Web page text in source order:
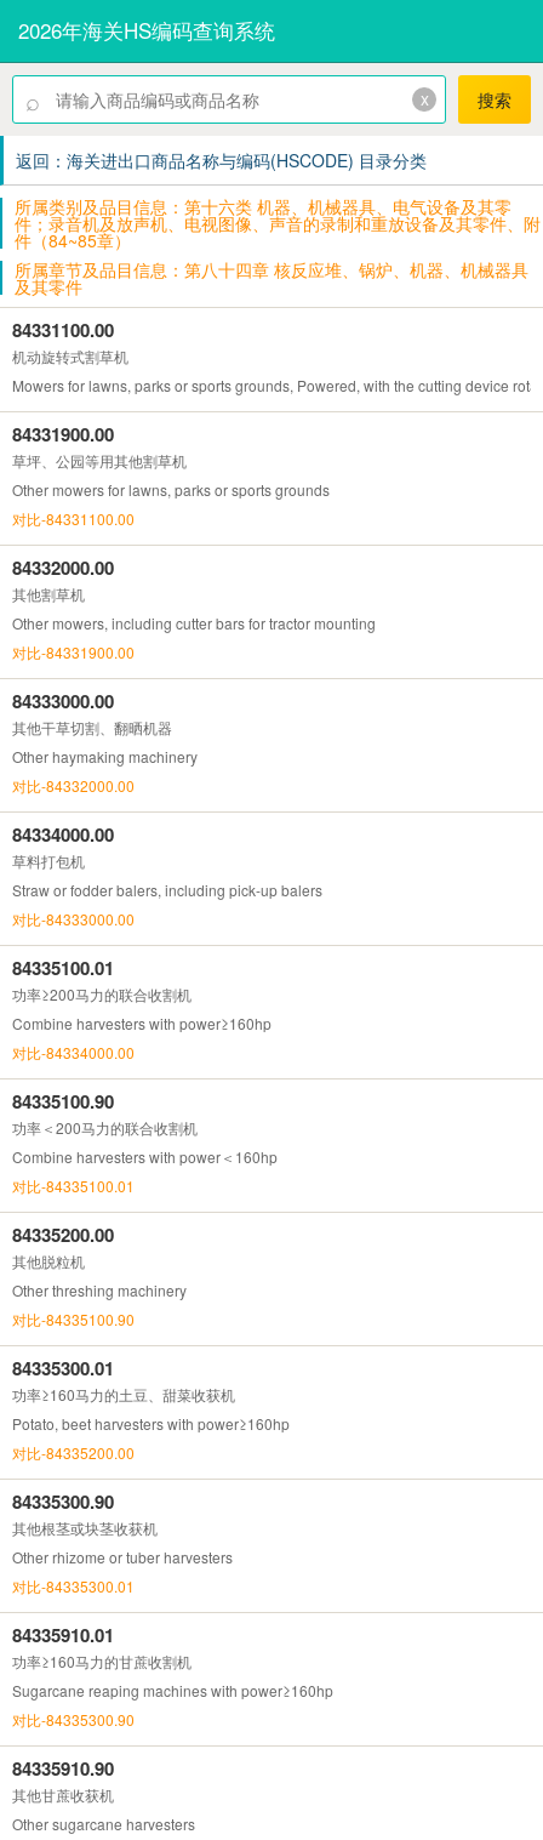
2026年海关HS编码查询系统
⌕ x 搜索
返回：海关进出口商品名称与编码(HSCODE) 目录分类
所属类别及品目信息：第十六类 机器、机械器具、电气设备及其零
件；录音机及放声机、电视图像、声音的录制和重放设备及其零件、附
件（84~85章）
所属章节及品目信息：第八十四章 核反应堆、锅炉、机器、机械器具
及其零件
84331100.00
机动旋转式割草机
Mowers for lawns, parks or sports grounds, Powered, with the cutting device
84331900.00
草坪、公园等用其他割草机
Other mowers for lawns, parks or sports grounds
对比-84331100.00
84332000.00
其他割草机
Other mowers, including cutter bars for tractor mounting
对比-84331900.00
84333000.00
其他干草切割、翻晒机器
Other haymaking machinery
对比-84332000.00
84334000.00
草料打包机
Straw or fodder balers, including pick-up balers
对比-84333000.00
84335100.01
功率≥200马力的联合收割机
Combine harvesters with power≥160hp
对比-84334000.00
84335100.90
功率＜200马力的联合收割机
Combine harvesters with power＜160hp
对比-84335100.01
84335200.00
其他脱粒机
Other threshing machinery
对比-84335100.90
84335300.01
功率≥160马力的土豆、甜菜收获机
Potato, beet harvesters with power≥160hp
对比-84335200.00
84335300.90
其他根茎或块茎收获机
Other rhizome or tuber harvesters
对比-84335300.01
84335910.01
功率≥160马力的甘蔗收割机
Sugarcane reaping machines with power≥160hp
对比-84335300.90
84335910.90
其他甘蔗收获机
Other sugarcane harvesters